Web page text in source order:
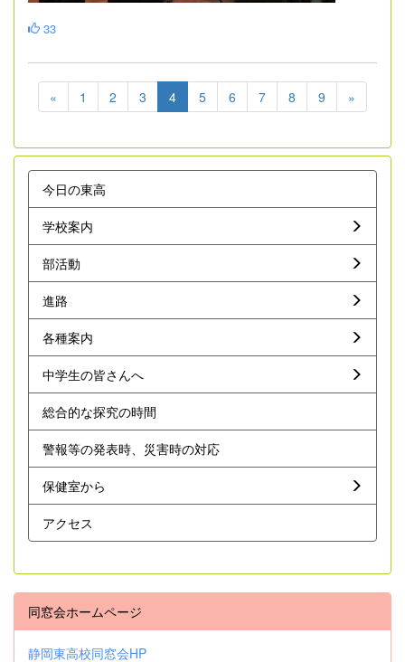
33
« 1 2 3 4 5 6 7 8 9 »
今日の東高
学校案内
部活動
進路
各種案内
中学生の皆さんへ
総合的な探究の時間
警報等の発表時、災害時の対応
保健室から
アクセス
同窓会ホームページ
静岡東高校同窓会HP